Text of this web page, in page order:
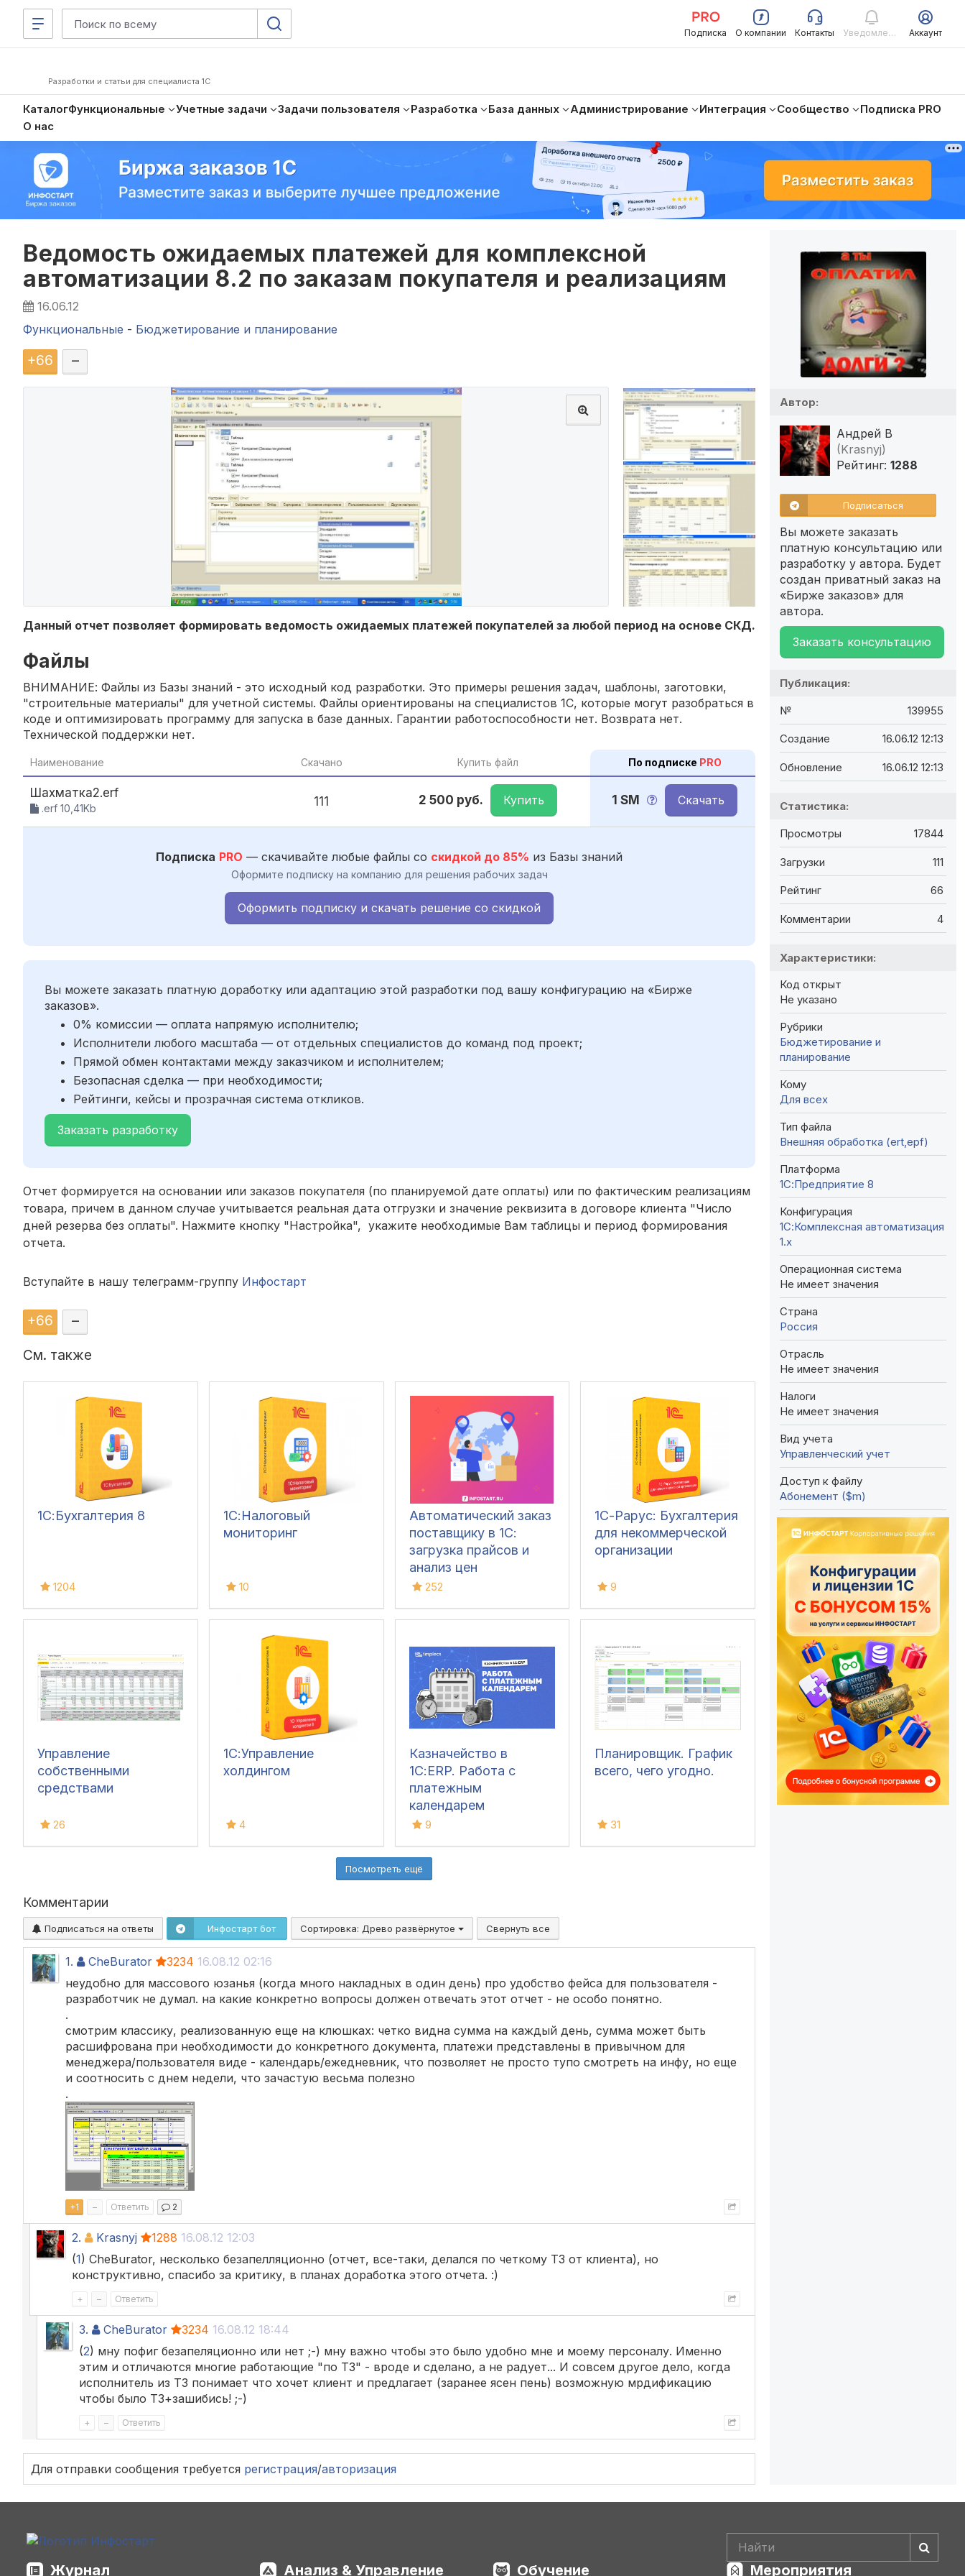
Подписка О компании Контакты Уведомления Аккаунт
Разработки и статьи для специалиста 1С
КаталогФункциональные Учетные задачи Задачи пользователя Разработка База данных Администрирование Интеграция Сообщество
Подписка PRO
О нас
Ведомость ожидаемых платежей для комплексной
автоматизации 8.2 по заказам покупателя и реализациям
16.06.12
Функциональные - Бюджетирование и планирование
+66 –
Данный отчет позволяет формировать ведомость ожидаемых платежей покупателей за любой период на основе СКД.
Файлы
ВНИМАНИЕ: Файлы из Базы знаний - это исходный код разработки. Это примеры решения задач, шаблоны, заготовки,
"строительные материалы" для учетной системы. Файлы ориентированы на специалистов 1С, которые могут разобраться в
коде и оптимизировать программу для запуска в базе данных. Гарантии работоспособности нет. Возврата нет.
Технической поддержки нет.
Наименование Скачано Купить файл По подписке PRO
Шахматка2.erf
.erf 10,41Kb 111 2 500 руб. Купить 1 SM Скачать
Подписка PRO — скачивайте любые файлы со скидкой до 85% из Базы знаний
Оформите подписку на компанию для решения рабочих задач
Оформить подписку и скачать решение со скидкой
Вы можете заказать платную доработку или адаптацию этой разработки под вашу конфигурацию на «Бирже
заказов».
0% комиссии — оплата напрямую исполнителю;
Исполнители любого масштаба — от отдельных специалистов до команд под проект;
Прямой обмен контактами между заказчиком и исполнителем;
Безопасная сделка — при необходимости;
Рейтинги, кейсы и прозрачная система откликов.
Заказать разработку
Отчет формируется на основании или заказов покупателя (по планируемой дате оплаты) или по фактическим реализациям
товара, причем в данном случае учитывается реальная дата отгрузки и значение реквизита в договоре клиента "Число
дней резерва без оплаты". Нажмите кнопку "Настройка", укажите необходимые Вам таблицы и период формирования
отчета.
Вступайте в нашу телеграмм-группу Инфостарт
+66 –
См. также
1С:Бухгалтерия 8
1204
1С:Налоговый
мониторинг
10
Автоматический заказ
поставщику в 1С:
загрузка прайсов и
анализ цен
252
1С-Рарус: Бухгалтерия
для некоммерческой
организации
9
Управление
собственными
средствами
26
1С:Управление
холдингом
4
Казначейство в
1С:ERP. Работа с
платежным
календарем
9
Планировщик. График
всего, чего угодно.
31
Посмотреть ещё
Комментарии
Подписаться на ответы Инфостарт бот Сортировка: Древо развёрнутое Свернуть все
1. CheBurator 3234 16.08.12 02:16
неудобно для массового юзанья (когда много накладных в один день) про удобство фейса для пользователя -
разработчик не думал. на какие конкретно вопросы должен отвечать этот отчет - не особо понятно.
.
смотрим классику, реализованную еще на клюшках: четко видна сумма на каждый день, сумма может быть
расшифрована при необходимости до конкретного документа, платежи представлены в привычном для
менеджера/пользователя виде - календарь/ежедневник, что позволяет не просто тупо смотреть на инфу, но еще
и соотносить с днем недели, что зачастую весьма полезно
.
+1 – Ответить 2
2. Krasnyj 1288 16.08.12 12:03
(1) CheBurator, несколько безапелляционно (отчет, все-таки, делался по четкому ТЗ от клиента), но
конструктивно, спасибо за критику, в планах доработка этого отчета. :)
+ – Ответить
3. CheBurator 3234 16.08.12 18:44
(2) мну пофиг безапеляционно или нет ;-) мну важно чтобы это было удобно мне и моему персоналу. Именно
этим и отличаются многие работающие "по ТЗ" - вроде и сделано, а не радует... И совсем другое дело, когда
исполнитель из ТЗ понимает что хочет клиент и предлагает (заранее ясен пень) возможную мрдификацию
чтобы было ТЗ+зашибись! ;-)
+ – Ответить
Для отправки сообщения требуется регистрация/авторизация
Автор:
Андрей В
(Krasnyj)
Рейтинг: 1288
Подписаться
Вы можете заказать
платную консультацию или
разработку у автора. Будет
создан приватный заказ на
«Бирже заказов» для
автора.
Заказать консультацию
Публикация:
№ 139955
Создание 16.06.12 12:13
Обновление 16.06.12 12:13
Статистика:
Просмотры 17844
Загрузки 111
Рейтинг 66
Комментарии 4
Характеристики:
Код открыт
Не указано
Рубрики
Бюджетирование и
планирование
Кому
Для всех
Тип файла
Внешняя обработка (ert,epf)
Платформа
1С:Предприятие 8
Конфигурация
1С:Комплексная автоматизация
1.х
Операционная система
Не имеет значения
Страна
Россия
Отрасль
Не имеет значения
Налоги
Не имеет значения
Вид учета
Управленческий учет
Доступ к файлу
Абонемент ($m)
Журнал Анализ & Управление Обучение Мероприятия